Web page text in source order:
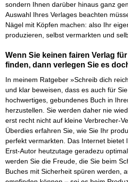
sondern Ihnen darüber hinaus ganz
Auswahl Ihres Verlages beachten
Nägel mit Köpfen machen: also Ihr
produzieren, selbst vermarkten und
Wenn Sie keinen fairen Verlag
finden, dann verlegen Sie es
In meinem Ratgeber »Schreib dich
und klar beweisen, dass es auch für
hochwertiges, gebundenes Buch in
herzustellen. Sie werden daher nie
erst recht nicht auf kleine Verbrecher-
Überdies erfahren Sie, wie Sie Ihr
perfekt vermarkten. Das Internet bietet
Erst-Autor heutzutage geradezu
werden Sie die Freude, die Sie beim
Buches mit Sicherheit spüren werden,